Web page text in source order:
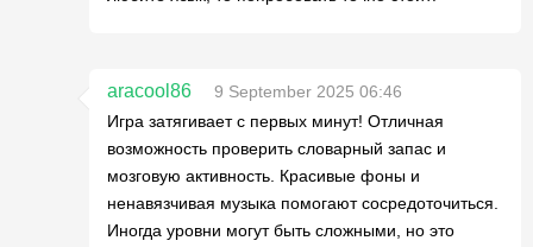
aracool86
9 September 2025 06:46
Игра затягивает с первых минут! Отличная
возможность проверить словарный запас и
мозговую активность. Красивые фоны и
ненавязчивая музыка помогают сосредоточиться.
Иногда уровни могут быть сложными, но это